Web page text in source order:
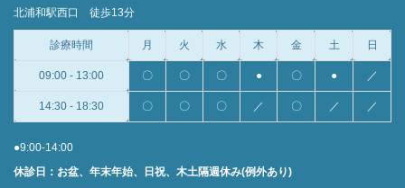
北浦和駅西口 徒歩13分
診療時間 月 火 水 木 金 土 日
09:00 - 13:00 〇 〇 〇 ● 〇 ● ／
14:30 - 18:30 〇 〇 〇 ／ 〇 ／ ／
●9:00-14:00
休診日：お盆、年末年始、日祝、木土隔週休み(例外あり)